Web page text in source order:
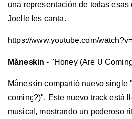
una representación de todas esas
Joelle les canta.
https://www.youtube.com/
Måneskin- "Honey (Are U
Måneskin compartió nuevo single
coming?)". Este nuevo track está
musical, mostrando un poderoso